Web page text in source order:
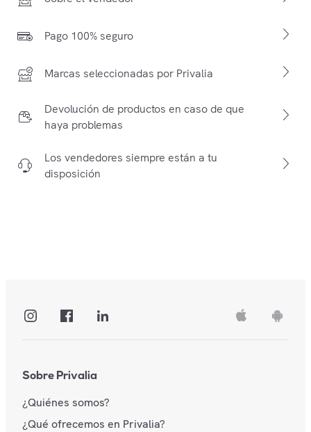
Pago 100% seguro
Marcas seleccionadas por Privalia
Devolución de productos en caso de que
haya problemas
Los vendedores siempre están a tu
disposición
Sobre Privalia
¿Quiénes somos?
¿Qué ofrecemos en Privalia?